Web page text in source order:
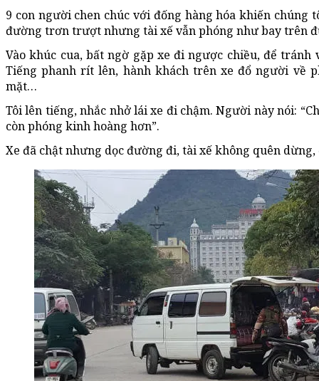
9 con người chen chúc với đống hàng hóa khiến
đường trơn trượt nhưng tài xế vẫn phóng như bay trên
Vào khúc cua, bất ngờ gặp xe đi ngược chiều, để tránh
Tiếng phanh rít lên, hành khách trên xe đổ người về
mặt…
Tôi lên tiếng, nhắc nhở lái xe đi chậm. Người này nói:
còn phóng kinh hoàng hơn”.
Xe đã chật nhưng dọc đường đi, tài xế không quên